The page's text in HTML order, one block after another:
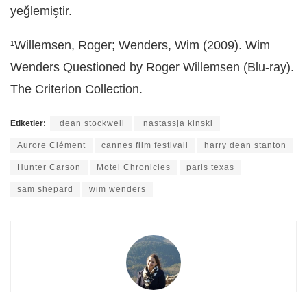
yeğlemiştir.
¹Willemsen, Roger; Wenders, Wim (2009). Wim
Wenders Questioned by Roger Willemsen (Blu-ray).
The Criterion Collection.
Etiketler: dean stockwell nastassja kinski
Aurore Clément cannes film festivali harry dean stanton
Hunter Carson Motel Chronicles paris texas
sam shepard wim wenders